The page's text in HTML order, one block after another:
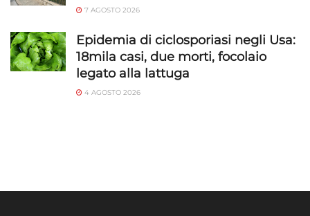
7 AGOSTO 2026
Epidemia di ciclosporiasi negli Usa:
18mila casi, due morti, focolaio
legato alla lattuga
4 AGOSTO 2026